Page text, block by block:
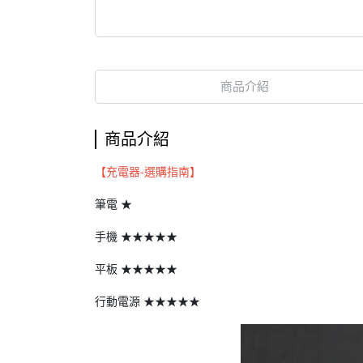
商品介紹
商品介紹
【充電器-選購指南】
筆電 ★
手機 ★★★★★
平板 ★★★★★
行動電源 ★★★★★